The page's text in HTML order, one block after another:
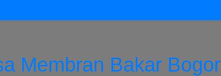
Membran Bakar Bogor